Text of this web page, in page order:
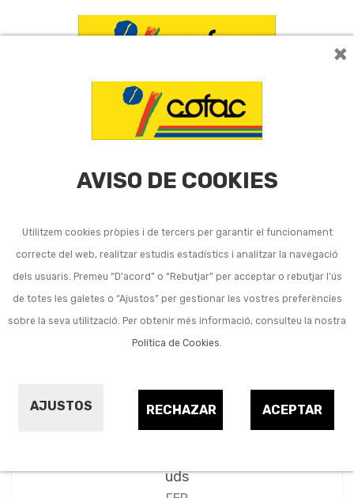
×
AVISO DE COOKIES
Utilitzem cookies pròpies i de tercers per garantir el funcionament
correcte del web, realitzar estudis estadístics i analitzar la navegació
dels usuaris. Premeu “D'acord” o “Rebutjar” per acceptar o rebutjar l'ús
de totes les galetes o “Ajustos” per gestionar les vostres preferències
sobre la seva utilització. Per obtenir més informació, consulteu la nostra
Política de Cookies.
AJUSTOS ACEPTAR
RECHAZAR
Cargol envans sec
uds